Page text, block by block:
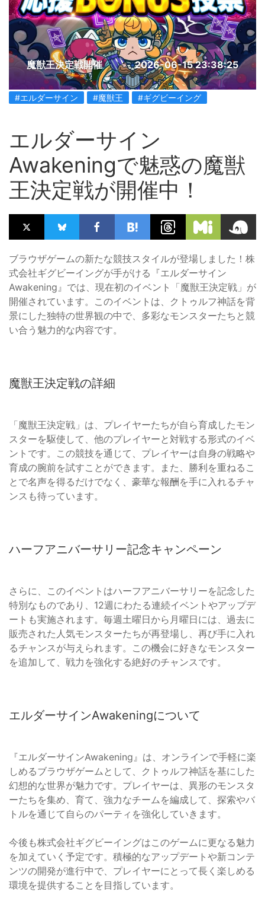
魔獣王決定戦開催 2026-06-15 23:38:25
#エルダーサイン #魔獣王 #ギグビーイング
エルダーサイン
Awakeningで魅惑の魔獣
王決定戦が開催中！
ブラウザゲームの新たな競技スタイルが登場しました！株
式会社ギグビーイングが手がける『エルダーサイン
Awakening』では、現在初のイベント「魔獣王決定戦」が
開催されています。このイベントは、クトゥルフ神話を背
景にした独特の世界観の中で、多彩なモンスターたちと競
い合う魅力的な内容です。
魔獣王決定戦の詳細
「魔獣王決定戦」は、プレイヤーたちが自ら育成したモン
スターを駆使して、他のプレイヤーと対戦する形式のイベ
ントです。この競技を通じて、プレイヤーは自身の戦略や
育成の腕前を試すことができます。また、勝利を重ねるこ
とで名声を得るだけでなく、豪華な報酬を手に入れるチャ
ンスも待っています。
ハーフアニバーサリー記念キャンペーン
さらに、このイベントはハーフアニバーサリーを記念した
特別なものであり、12週にわたる連続イベントやアップデ
ートも実施されます。毎週土曜日から月曜日には、過去に
販売された人気モンスターたちが再登場し、再び手に入れ
るチャンスが与えられます。この機会に好きなモンスター
を追加して、戦力を強化する絶好のチャンスです。
エルダーサインAwakeningについて
『エルダーサインAwakening』は、オンラインで手軽に楽
しめるブラウザゲームとして、クトゥルフ神話を基にした
幻想的な世界が魅力です。プレイヤーは、異形のモンスタ
ーたちを集め、育て、強力なチームを編成して、探索やバ
トルを通じて自らのパーティを強化していきます。
今後も株式会社ギグビーイングはこのゲームに更なる魅力
を加えていく予定です。積極的なアップデートや新コンテ
ンツの開発が進行中で、プレイヤーにとって長く楽しめる
環境を提供することを目指しています。